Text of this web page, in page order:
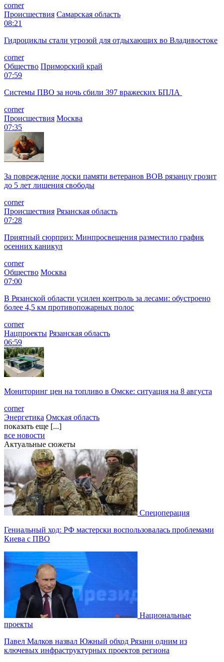
corner
Происшествия Самарская область
08:21
Гидроциклы стали угрозой для отдыхающих во Владивостоке
corner
Общество Приморский край
07:59
Системы ПВО за ночь сбили 397 вражеских БПЛА
corner
Происшествия Москва
07:35
За повреждение доски памяти ветеранов ВОВ рязанцу грозит
до 5 лет лишения свободы
corner
Происшествия Рязанская область
07:28
Приятный сюрприз: Минпросвещения разместило график
осенних каникул
corner
Общество Москва
07:00
В Рязанской области усилен контроль за лесами: обустроено
более 4,5 км противопожарных полос
corner
Нацпроекты Рязанская область
06:59
Мониторинг цен на топливо в Омске: ситуация на 8 августа
corner
Энергетика Омская область
показать еще [...]
все новости
Актуальные сюжеты
Спецоперация
Гениальный ход: РФ мастерски воспользовалась проблемами
Киева с ПВО
Национальные
проекты
Павел Малков назвал Южный обход Рязани одним из
ключевых инфраструктурных проектов региона